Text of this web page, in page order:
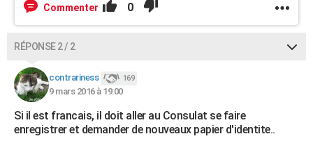
Commenter 0
RÉPONSE 2 / 2
contrariness 169
9 mars 2016 à 19:00
Si il est francais, il doit aller au Consulat se faire
enregistrer et demander de nouveaux papier d'identite..